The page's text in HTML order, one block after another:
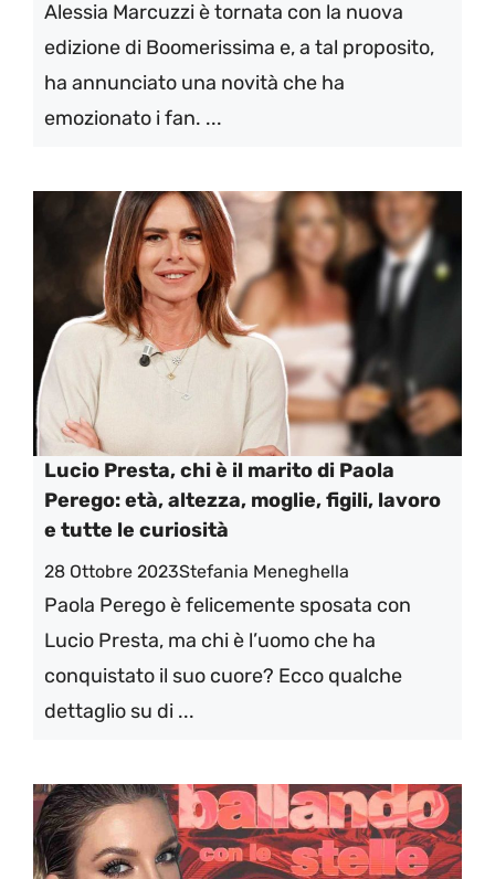
Alessia Marcuzzi è tornata con la nuova
edizione di Boomerissima e, a tal proposito,
ha annunciato una novità che ha
emozionato i fan. ...
Lucio Presta, chi è il marito di Paola
Perego: età, altezza, moglie, figili, lavoro
e tutte le curiosità
28 Ottobre 2023Stefania Meneghella
Paola Perego è felicemente sposata con
Lucio Presta, ma chi è l’uomo che ha
conquistato il suo cuore? Ecco qualche
dettaglio su di ...